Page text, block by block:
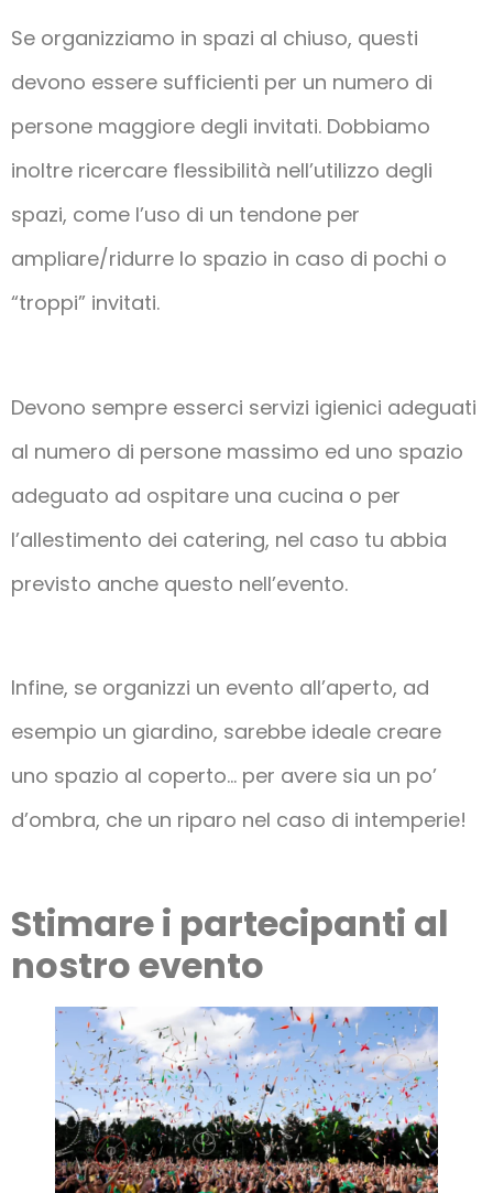
Se organizziamo in spazi al chiuso, questi
devono essere sufficienti per un numero di
persone maggiore degli invitati. Dobbiamo
inoltre ricercare flessibilità nell’utilizzo degli
spazi, come l’uso di un tendone per
ampliare/ridurre lo spazio in caso di pochi o
“troppi” invitati.
Devono sempre esserci servizi igienici adeguati
al numero di persone massimo ed uno spazio
adeguato ad ospitare una cucina o per
l’allestimento dei catering, nel caso tu abbia
previsto anche questo nell’evento.
Infine, se organizzi un evento all’aperto, ad
esempio un giardino, sarebbe ideale creare
uno spazio al coperto… per avere sia un po’
d’ombra, che un riparo nel caso di intemperie!
Stimare i partecipanti al
nostro evento